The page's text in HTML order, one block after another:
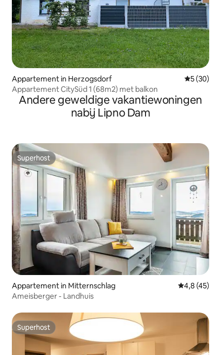
Appartement in Herzogsdorf
5 (30)
Appartement CitySüd 1 (68m2) met balkon
Andere geweldige vakantiewoningen
nabij Lipno Dam
Superhost
Superhost
Appartement in Mitternschlag
4,8 (45)
Ameisberger - Landhuis
Superhost
Superhost